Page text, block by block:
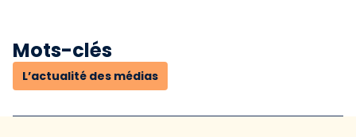
Mots-clés
L’actualité des médias